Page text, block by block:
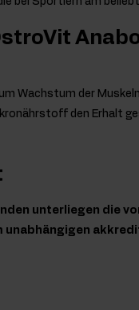
Wachstum der
den Erhalt
unterliegen die
unabhängigen